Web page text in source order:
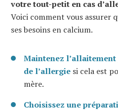
votre tout-petit en cas
Voici comment vous assurer
ses besoins en calcium.
Maintenez
de l’allergie si cela est
mère.
Choisissez une